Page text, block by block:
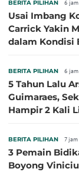
BERITA PILIHAN 6
Usai Imbang
Carrick Yakin
dalam Kondisi
BERITA PILIHAN 6
5 Tahun Lalu
Guimaraes,
Hampir 2 Kali
BERITA PILIHAN 7
3 Pemain
Boyong